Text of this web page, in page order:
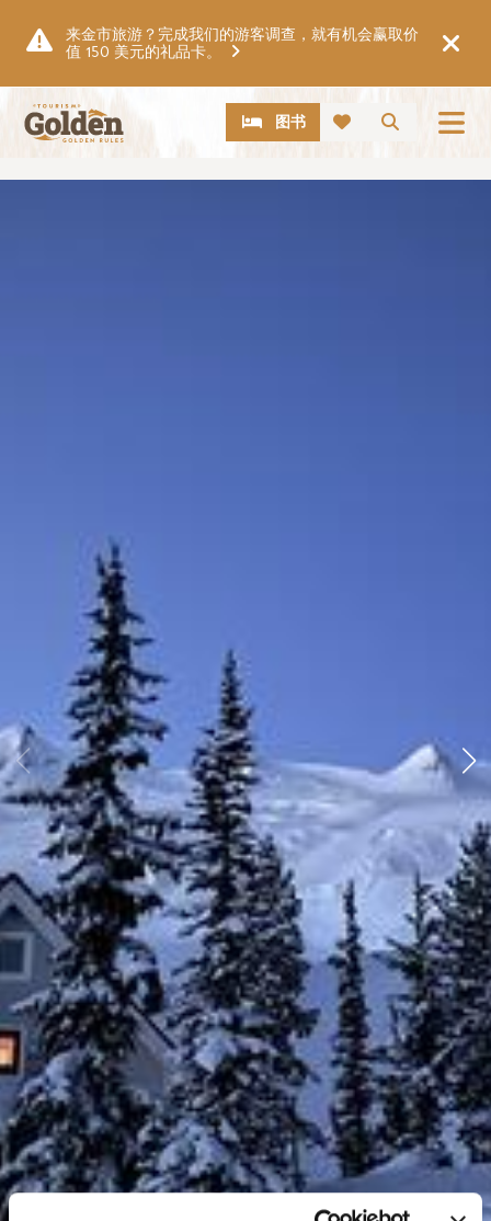
来金市旅游？完成我们的游客调查，就有机会赢取价
值 150 美元的礼品卡。
搜索
CTA图书